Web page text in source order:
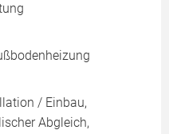
/ Einbau,
Abgleich,